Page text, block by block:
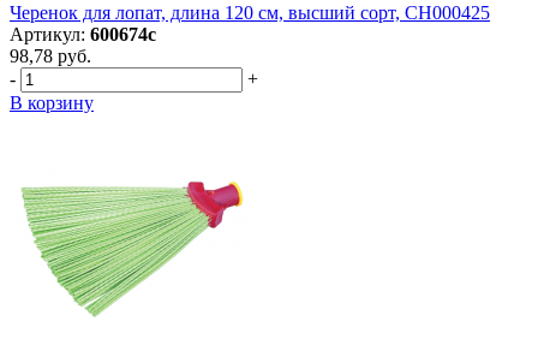
Черенок для лопат, длина 120 см, высший сорт, СН000425
Артикул: 600674с
98,78 руб.
-
+
В корзину